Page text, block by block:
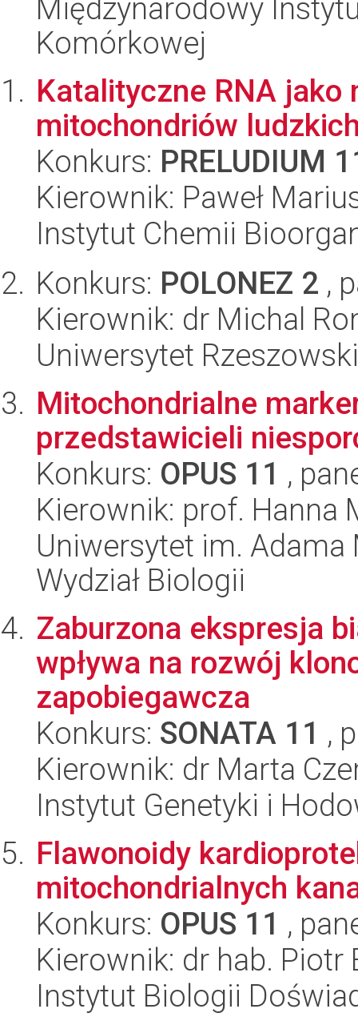
Międzynarodowy
Komórkowej
Katalityczne RNA jako
mitochondriów
Konkurs: PRELUDIUM
Kierownik: Paweł
Instytut Chemii
Konkurs: POLONEZ 2 ,
Kierownik: dr Michal
Uniwersytet
Mitochondrialne
przedstawicieli
Konkurs: OPUS 11 ,
Kierownik: prof. Hanna
Uniwersytet im.
Wydział Biologii
Zaburzona ekspresja
wpływa na rozwój
zapobiegawcza
Konkurs: SONATA 11 ,
Kierownik: dr Marta
Instytut Genetyki i
Flawonoidy
mitochondrialnych
Konkurs: OPUS 11 ,
Kierownik: dr hab. Piotr
Instytut Biologii